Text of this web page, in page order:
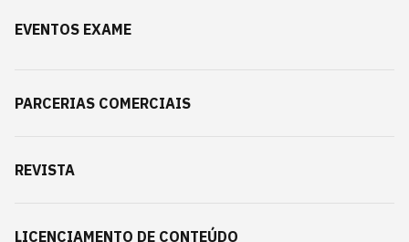
EVENTOS EXAME
PARCERIAS COMERCIAIS
REVISTA
LICENCIAMENTO DE CONTEÚDO